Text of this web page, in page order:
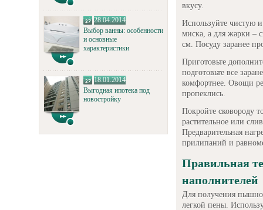
28.04.2014
Выбор ванны: особенности
и основные
характеристики
18.01.2014
Выгодная ипотека под
новостройку
вкусу.
Используйте чистую
миска, а для жарки –
см. Посуду заранее
Приготовьте
подготовьте все
комфортнее. Овощи
пропеклись.
Покройте сковороду
растительное или
Предварительная
прилипаний и
Правильная
наполнителей
Для получения
легкой пены.